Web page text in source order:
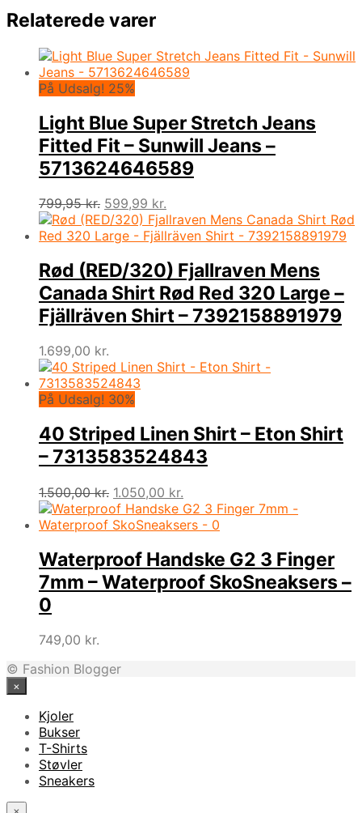
Relaterede varer
På Udsalg! 25%
Light Blue Super Stretch Jeans
Fitted Fit – Sunwill Jeans –
5713624646589
799,95kr. Den
oprindelige
pris
799,95 kr..
599,99 kr.
aktuelle
pris
599,99 kr..
Rød (RED/320) Fjallraven Mens
Canada Shirt Rød Red 320 Large –
Fjällräven Shirt – 7392158891979
1.699,00 kr.
På Udsalg! 30%
40 Striped Linen Shirt – Eton Shirt
– 7313583524843
1.500,00kr. Den
oprindelige
pris
1.500,00 kr..
1.050,00 kr.
aktuelle
pris
1.050,00 kr..
Waterproof Handske G2 3 Finger
7mm – Waterproof SkoSneaksers –
0
749,00 kr.
© Fashion Blogger
×
Kjoler
Bukser
T-Shirts
Støvler
Sneakers